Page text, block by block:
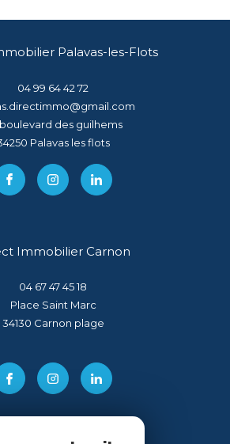
Palavas-les-Flots
04 99 64 42 72
des guilhems
palavas les flots
Immobilier Carnon
04 67 47 45 18
Place Saint Marc
34130
carnon plage